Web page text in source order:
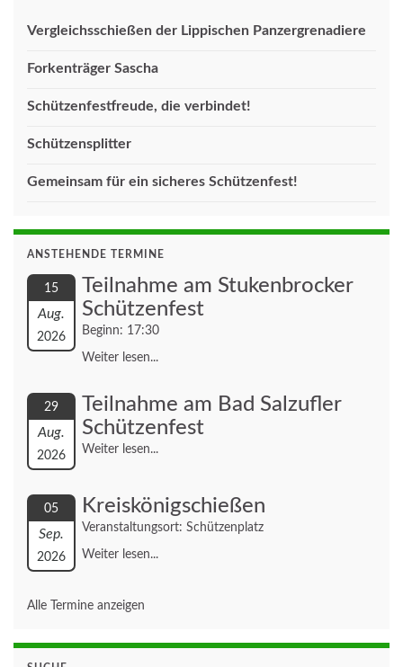
Vergleichsschießen der Lippischen Panzergrenadiere
Forkenträger Sascha
Schützenfestfreude, die verbindet!
Schützensplitter
Gemeinsam für ein sicheres Schützenfest!
ANSTEHENDE TERMINE
15
Aug.
2026
Teilnahme am Stukenbrocker
Schützenfest
Beginn: 17:30
Weiter lesen...
29
Aug.
2026
Teilnahme am Bad Salzufler
Schützenfest
Weiter lesen...
05
Sep.
2026
Kreiskönigschießen
Veranstaltungsort: Schützenplatz
Weiter lesen...
Alle Termine anzeigen